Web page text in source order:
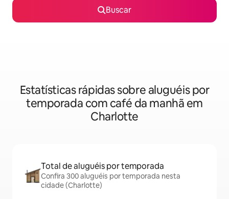
Buscar
Estatísticas rápidas sobre aluguéis por
temporada com café da manhã em
Charlotte
Total de aluguéis por temporada
Confira 300 aluguéis por temporada nesta
cidade (Charlotte)